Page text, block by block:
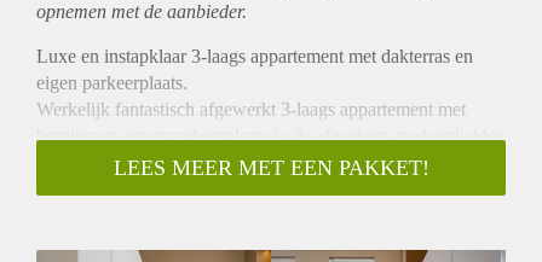
opnemen met de aanbieder.
Luxe en instapklaar 3-laags appartement met dakterras en
eigen parkeerplaats.
Werkelijk fantastisch afgewerkt 3-laags appartement met
berging en eigen parkeerplaats in de afgesloten parkeerkelder.
Het appartementencomplex is in 2022 opgeleverd en voldoet
aan alle moderne eisen qua isolatie en duurzaamheid,
LEES MEER MET EEN PAKKET!